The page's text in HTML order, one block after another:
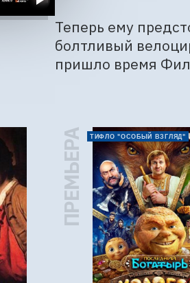
Теперь ему
болтливый
пришло время
ПРЕМЬЕРА ТИФЛО "ОСОБЫЙ ВЗГЛЯД"